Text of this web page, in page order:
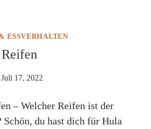
ESSVERHALTEN
Juli 17, 2022
– Welcher Reifen ist der
Schön, du hast dich für Hula